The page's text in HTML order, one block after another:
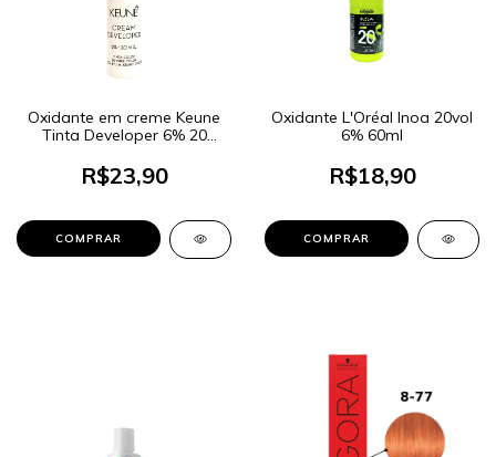
Oxidante em creme Keune
Tinta Developer 6% 20
R$23,90
Oxidante L'Oréal Inoa 20vol
6% 60ml
R$18,90